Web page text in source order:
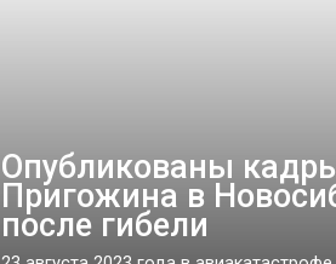
Опубликованы
Пригожина в
после гибели